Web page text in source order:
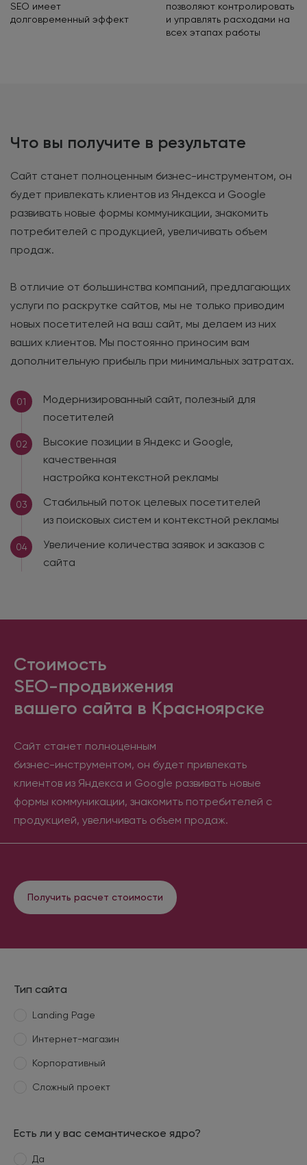
SEO имеет
долговременный эффект
позволяют контролировать
и управлять расходами на
всех этапах работы
Что вы получите в результате
Сайт станет полноценным бизнес-инструментом, он
будет привлекать клиентов из Яндекса и Google
развивать новые формы коммуникации, знакомить
потребителей с продукцией, увеличивать объем
продаж.
В отличие от большинства компаний, предлагающих
услуги по раскрутке сайтов, мы не только приводим
новых посетителей на ваш сайт, мы делаем из них
ваших клиентов. Мы постоянно приносим вам
дополнительную прибыль при минимальных затратах.
01
Модернизированный сайт, полезный для
посетителей
02
Высокие позиции в Яндекс и Google,
качественная
настройка контекстной рекламы
03
Стабильный поток целевых посетителей
из поисковых систем и контекстной рекламы
04
Увеличение количества заявок и заказов с
сайта
Стоимость
SEO-продвижения
вашего сайта в Красноярске
Сайт станет полноценным
бизнес-инструментом, он будет привлекать
клиентов из Яндекса и Google развивать новые
формы коммуникации, знакомить потребителей с
продукцией, увеличивать объем продаж.
Получить расчет стоимости
Тип сайта
Landing Page
Интернет-магазин
Корпоративный
Сложный проект
Есть ли у вас семантическое ядро?
Да